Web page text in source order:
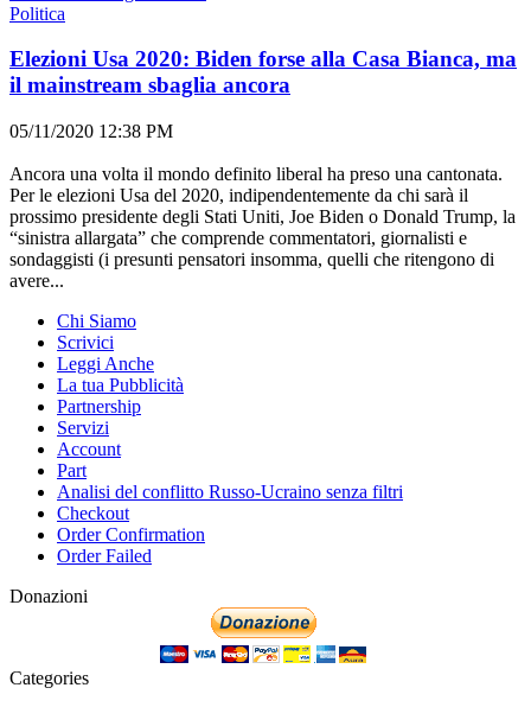
Politica
Elezioni Usa 2020: Biden forse alla Casa Bianca, ma
il mainstream sbaglia ancora
05/11/2020 12:38 PM
Ancora una volta il mondo definito liberal ha preso una cantonata.
Per le elezioni Usa del 2020, indipendentemente da chi sarà il
prossimo presidente degli Stati Uniti, Joe Biden o Donald Trump, la
“sinistra allargata” che comprende commentatori, giornalisti e
sondaggisti (i presunti pensatori insomma, quelli che ritengono di
avere...
Chi Siamo
Scrivici
Leggi Anche
La tua Pubblicità
Partnership
Servizi
Account
Part
Analisi del conflitto Russo-Ucraino senza filtri
Checkout
Order Confirmation
Order Failed
Donazioni
Categories